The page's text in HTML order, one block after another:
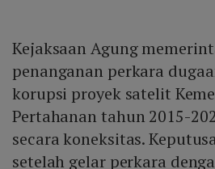
Kejaksaan Agung
penanganan perkara
korupsi proyek satelit
Pertahanan tahun 2015-
secara koneksitas.
setelah gelar perkara